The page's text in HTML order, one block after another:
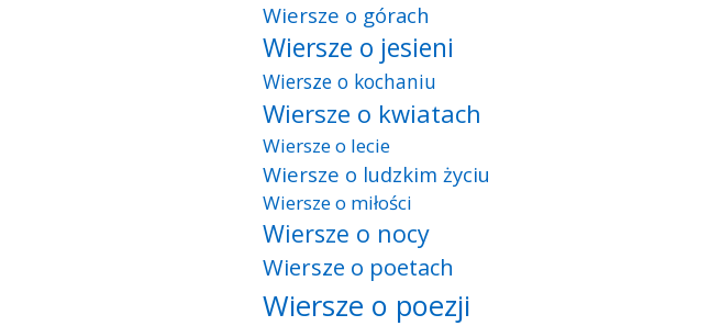
Wiersze o górach
Wiersze o jesieni
Wiersze o kochaniu
Wiersze o kwiatach
Wiersze o lecie
Wiersze o ludzkim życiu
Wiersze o miłości
Wiersze o nocy
Wiersze o poetach
Wiersze o poezji